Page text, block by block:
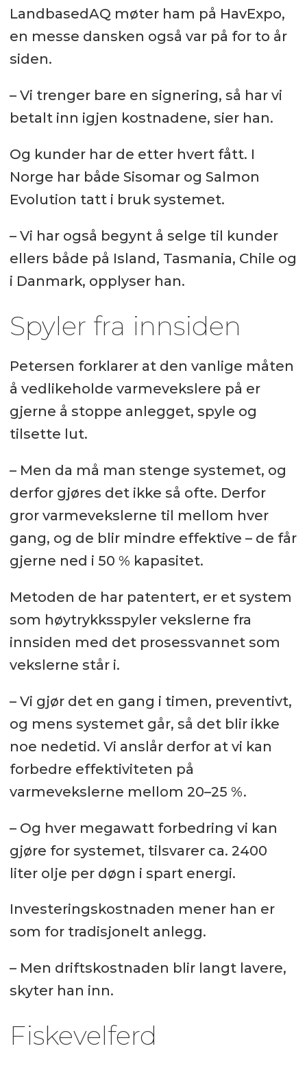
LandbasedAQ møter ham på HavExpo,
en messe dansken også var på for to år
siden.
– Vi trenger bare en signering, så har vi
betalt inn igjen kostnadene, sier han.
Og kunder har de etter hvert fått. I
Norge har både Sisomar og Salmon
Evolution tatt i bruk systemet.
– Vi har også begynt å selge til kunder
ellers både på Island, Tasmania, Chile og
i Danmark, opplyser han.
Spyler fra innsiden
Petersen forklarer at den vanlige måten
å vedlikeholde varmevekslere på er
gjerne å stoppe anlegget, spyle og
tilsette lut.
– Men da må man stenge systemet, og
derfor gjøres det ikke så ofte. Derfor
gror varmevekslerne til mellom hver
gang, og de blir mindre effektive – de får
gjerne ned i 50 % kapasitet.
Metoden de har patentert, er et system
som høytrykksspyler vekslerne fra
innsiden med det prosessvannet som
vekslerne står i.
– Vi gjør det en gang i timen, preventivt,
og mens systemet går, så det blir ikke
noe nedetid. Vi anslår derfor at vi kan
forbedre effektiviteten på
varmevekslerne mellom 20–25 %.
– Og hver megawatt forbedring vi kan
gjøre for systemet, tilsvarer ca. 2400
liter olje per døgn i spart energi.
Investeringskostnaden mener han er
som for tradisjonelt anlegg.
– Men driftskostnaden blir langt lavere,
skyter han inn.
Fiskevelferd